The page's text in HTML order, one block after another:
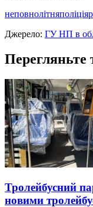
неповнолітняполіція
Джерело: ГУ НП в
Перегляньте
Тролейбусний
новими